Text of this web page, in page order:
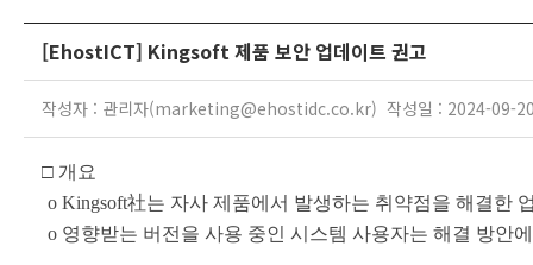
[EhostICT] Kingsoft 제품 보안 업데이트 권고
작성자 : 관리자(marketing@ehostidc.co.kr) 작성일 : 2024-09-
□ 개요
o Kingsoft社는 자사 제품에서 발생하는 취약점을 해결한
o 영향받는 버전을 사용 중인 시스템 사용자는 해결 방안